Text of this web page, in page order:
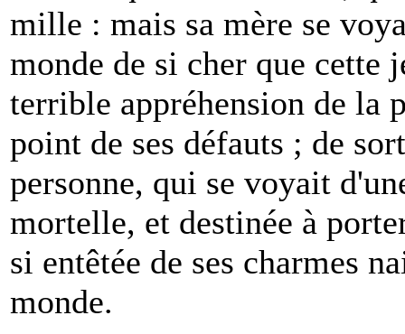
mille : mais sa mère se
monde de si cher que cette
terrible appréhension de la
point de ses défauts ; de
personne, qui se voyait
mortelle, et destinée à
si entêtée de ses charmes
monde.